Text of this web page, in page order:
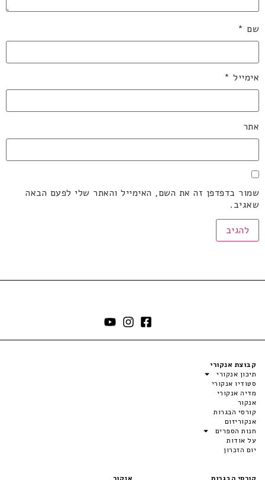
שם *
אימייל *
אתר
שמור בדפדפן זה את השם, האימייל והאתר שלי לפעם הבאה
שאגיב.
קבוצת אנקורי
תיכון אנקורי
סטודיו אנקורי
מדיה אנקורי
אנקור
קורסי הבגרות
אנקוריזום
חנות הספרים
על אודות
יום הזכרון